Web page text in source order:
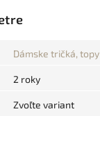
Dámske tričká, topy
2 roky
Zvoľte variant